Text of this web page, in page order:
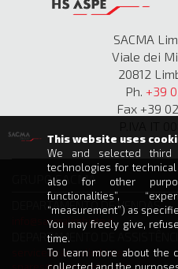
SACMA
Viale dei
20812
Ph. +39
Fax +39
GRUPO SACMA
DEPARTAMENTO DE VENDAS
info@sacmalimbiate.it
DEPARTAMENTO DE ASSISTÊNCIA
service@sacmalimbiate.it
This website uses
We and selected
technologies for
also for other
functionalities”,
“measurement”) as
You may freely give,
time.
To learn more about the